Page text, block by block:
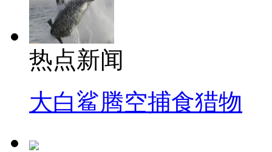
热点新闻
大白鲨腾空捕食猎物